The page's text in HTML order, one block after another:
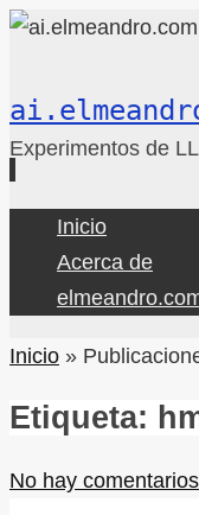
Experimentos de
contenido
Inicio
Acerca de
Inicio »
Etiqueta:
No hay comentarios